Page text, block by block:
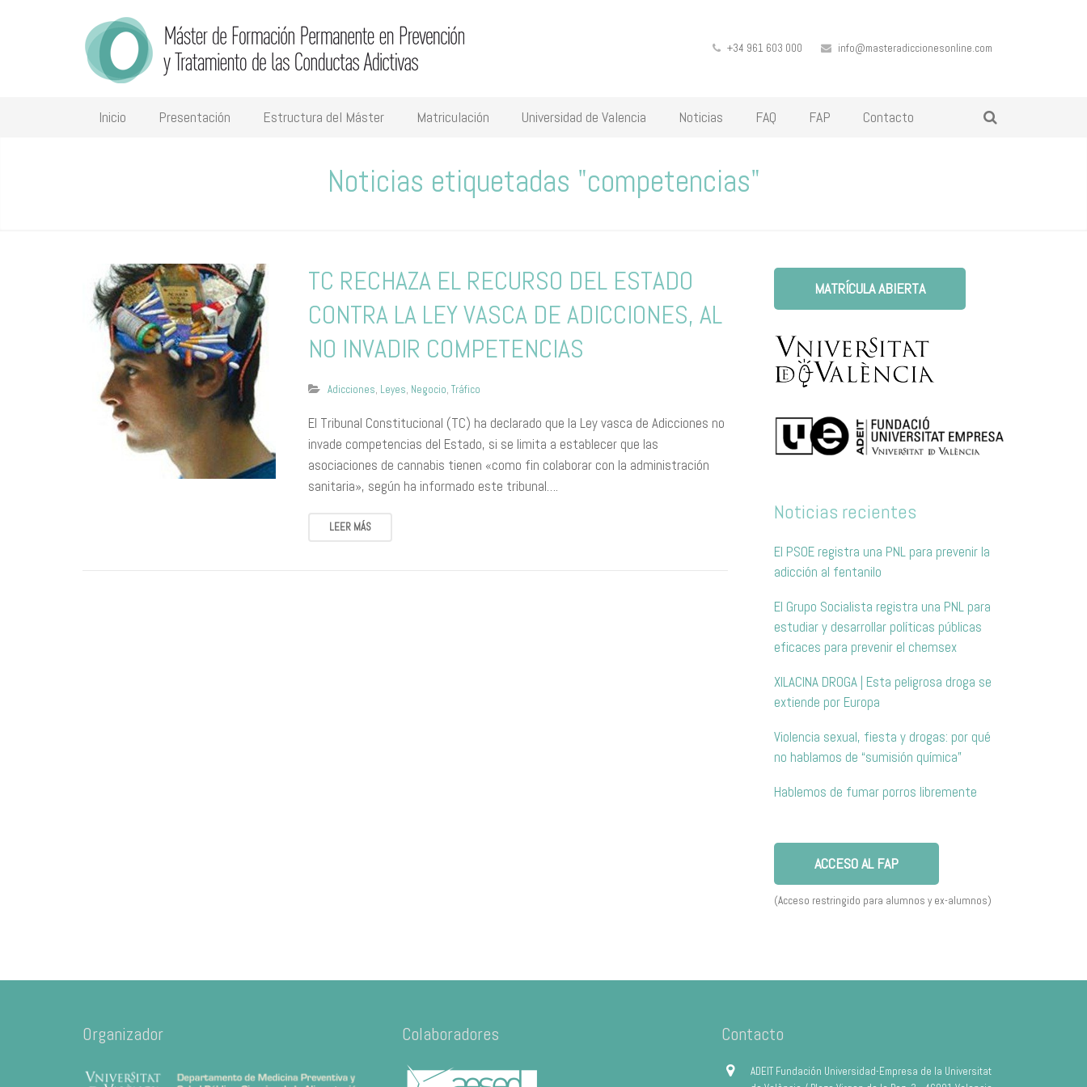
+34 961 603 000 info@masteradiccionesonline.com
Inicio Presentación Estructura del Máster Matriculación Universidad de Valencia Noticias FAQ FAP Contacto
Noticias etiquetadas "competencias"
​TC ​RECHAZA EL RECURSO DEL ESTADO
CONTRA LA LEY VASCA DE ADICCIONES, AL
NO INVADIR COMPETENCIAS
Adicciones, Leyes, Negocio,Tráfico
​El Tribunal Constitucional (TC) ha declarado que la Ley vasca de Adicciones no
invade competencias del Estado, si se limita a establecer que las
asociaciones de cannabis tienen «como fin colaborar con la administración
sanitaria», según ha informado este tribunal….
LEER MÁS
MATRÍCULA ABIERTA
Noticias recientes
El PSOE registra una PNL para prevenir la
adicción al fentanilo
El Grupo Socialista registra una PNL para
estudiar y desarrollar políticas públicas
eficaces para prevenir el chemsex
XILACINA DROGA | Esta peligrosa droga se
extiende por Europa
Violencia sexual, fiesta y drogas: por qué
no hablamos de “sumisión química”
Hablemos de fumar porros libremente
ACCESO AL FAP
(Acceso restringido para alumnos y ex-alumnos)
Organizador Colaboradores Contacto
ADEIT Fundación Universidad-Empresa de la Universitat